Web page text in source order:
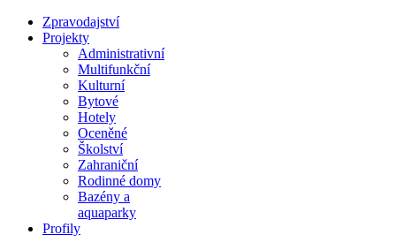
Zpravodajství
Projekty
Administrativní
Multifunkční
Kulturní
Bytové
Hotely
Oceněné
Školství
Zahraniční
Rodinné domy
Bazény a
aquaparky
Profily